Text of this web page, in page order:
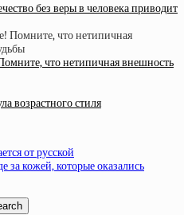
без веры в человека приводит
что нетипичная внешность
возрастного стиля
от русской
за кожей, которые оказались